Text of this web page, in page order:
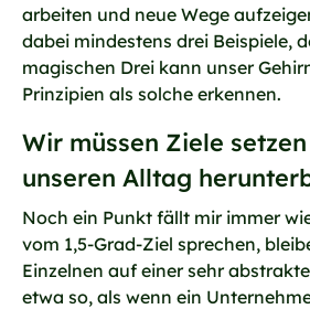
arbeiten und neue Wege
dabei mindestens drei Beispiele,
magischen Drei kann unser
Prinzipien als solche erkennen.
Wir müssen Ziele
unseren Alltag
Noch ein Punkt fällt mir immer
vom 1,5-Grad-Ziel sprechen,
Einzelnen auf einer sehr
etwa so, als wenn ein